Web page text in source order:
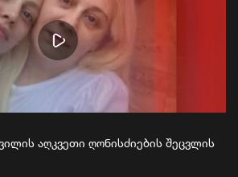
აღკვეთი ღონისძიების შეცვლის